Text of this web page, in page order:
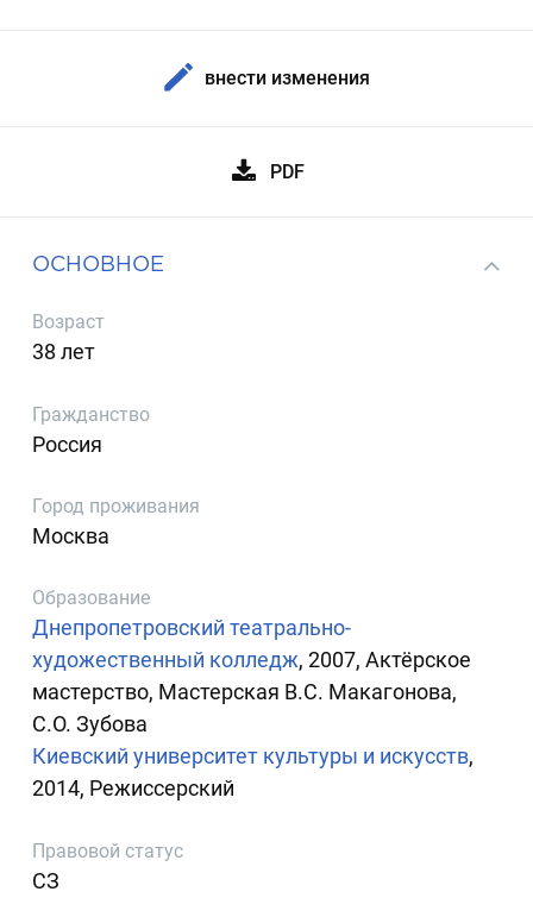
внести изменения
PDF
ОСНОВНОЕ
Возраст
38 лет
Гражданство
Россия
Город проживания
Москва
Образование
Днепропетровский театрально-
художественный колледж, 2007, Актёрское
мастерство, Мастерская В.С. Макагонова,
С.О. Зубова
Киевский университет культуры и искусств,
2014, Режиссерский
Правовой статус
СЗ